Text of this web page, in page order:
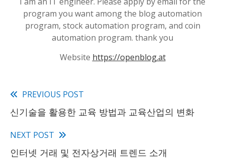
program you want among the blog automation
program, stock automation program, and coin
automation program. thank you
Website https://openblog.at
Read
more
articles
PREVIOUS POST
신기술을 활용한 교육 방법과 교육산업의 변화
NEXT POST
인터넷 거래 및 전자상거래 트렌드 소개